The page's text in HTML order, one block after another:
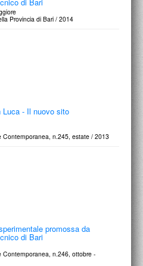
Provincia di Bari / 2014
Luca - Il nuovo sito
Contemporanea, n.245, estate / 2013
promossa da
di Bari
Contemporanea, n.246, ottobre -